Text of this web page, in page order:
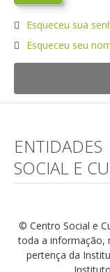
Esqueceu sua
Esqueceu seu
SOCIAL E
© Centro Social e
toda a informação,
pertença da